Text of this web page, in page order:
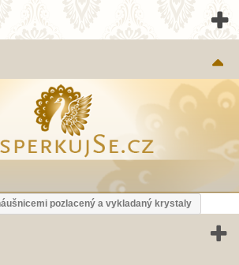
pozlacený a vykladaný krystaly